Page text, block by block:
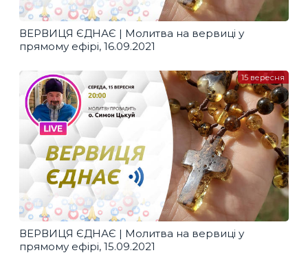
ВЕРВИЦЯ ЄДНАЄ | Молитва на вервиці у
прямому ефірі, 16.09.2021
ВЕРВИЦЯ ЄДНАЄ | Молитва на вервиці у
прямому ефірі, 15.09.2021
15 вересня